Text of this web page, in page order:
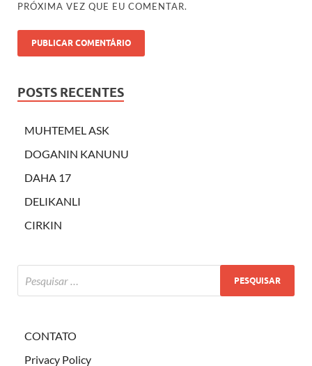
PRÓXIMA VEZ QUE EU COMENTAR.
POSTS RECENTES
MUHTEMEL ASK
DOGANIN KANUNU
DAHA 17
DELIKANLI
CIRKIN
CONTATO
Privacy Policy